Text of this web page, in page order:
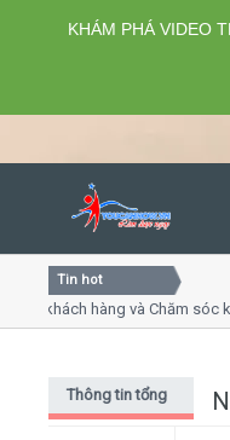
Close
Home
Tin hot
hàng và Chăm sóc khách
Thông tin tổng
KHÁM PHÁ VIDEO